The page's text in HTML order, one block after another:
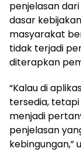
penjelasan
dasar
masyarakat
tidak terjadi
diterapkan
“Kalau di
tersedia, tetapi
menjadi
penjelasan
kebingungan,”